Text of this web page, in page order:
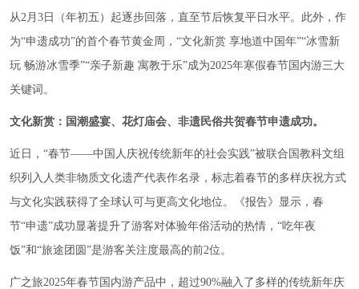
从2月3日（年初五）起逐步回落，直至节后恢复平日水平。此外，作
为“申遗成功”的首个春节黄金周，“文化新赏 享地道中国年”“冰雪新
玩 畅游冰雪季”“亲子新趣 寓教于乐”成为2025年寒假春节国内游三大
关键词。
文化新赏：国潮盛宴、花灯庙会、非遗民俗共贺春节申遗成功。
近日，“春节——中国人庆祝传统新年的社会实践”被联合国教科文组
织列入人类非物质文化遗产代表作名录，标志着春节的多样庆祝方式
与文化实践获得了全球认可与更高文化地位。《报告》显示，春
节“申遗”成功显著提升了游客对体验年俗活动的热情，“吃年夜
饭”和“旅途团圆”是游客关注度最高的前2位。
广之旅2025年春节国内游产品中，超过90%融入了多样的传统新年庆